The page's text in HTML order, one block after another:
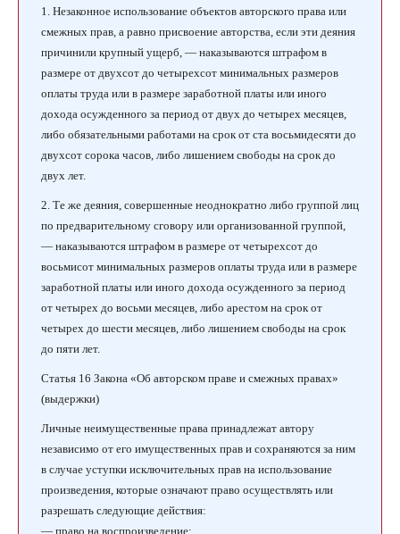
1. Незаконное использование объектов авторского права или
смежных прав, а равно присвоение авторства, если эти деяния
причинили крупный ущерб, — наказываются штрафом в
размере от двухсот до четырехсот минимальных размеров
оплаты труда или в размере заработной платы или иного
дохода осужденного за период от двух до четырех месяцев,
либо обязательными работами на срок от ста восьмидесяти до
двухсот сорока часов, либо лишением свободы на срок до
двух лет.
2. Те же деяния, совершенные неоднократно либо группой лиц
по предварительному сговору или организованной группой,
— наказываются штрафом в размере от четырехсот до
восьмисот минимальных размеров оплаты труда или в размере
заработной платы или иного дохода осужденного за период
от четырех до восьми месяцев, либо арестом на срок от
четырех до шести месяцев, либо лишением свободы на срок
до пяти лет.
Статья 16 Закона «Об авторском праве и смежных правах»
(выдержки)
Личные неимущественные права принадлежат автору
независимо от его имущественных прав и сохраняются за ним
в случае уступки исключительных прав на использование
произведения, которые означают право осуществлять или
разрешать следующие действия:
— право на воспроизведение;